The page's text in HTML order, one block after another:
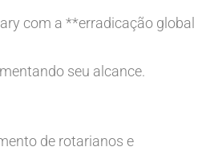
com a **erradicação global
seu alcance.
de rotarianos e